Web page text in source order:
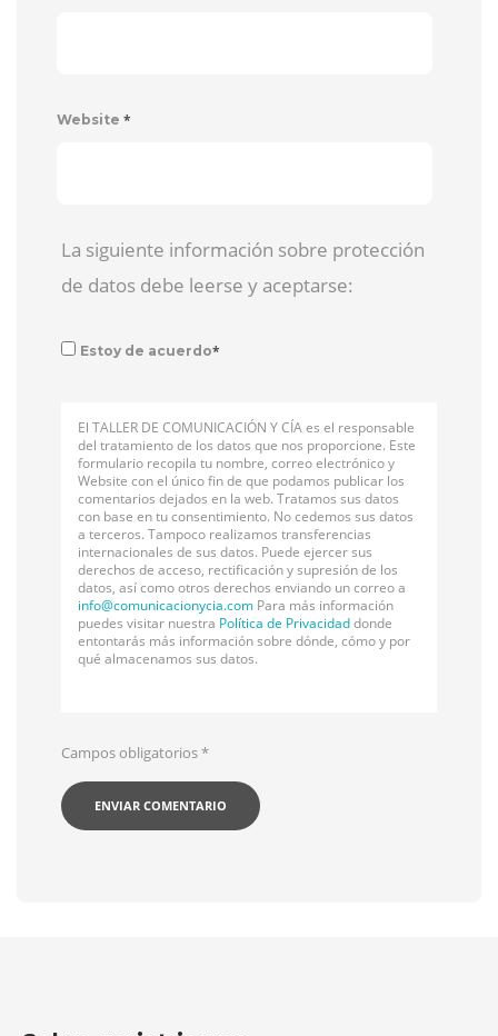
Website *
La siguiente información sobre protección
de datos debe leerse y aceptarse:
Estoy de acuerdo*
El TALLER DE COMUNICACIÓN Y CÍA es el responsable
del tratamiento de los datos que nos proporcione. Este
formulario recopila tu nombre, correo electrónico y
Website con el único fin de que podamos publicar los
comentarios dejados en la web. Tratamos sus datos
con base en tu consentimiento. No cedemos sus datos
a terceros. Tampoco realizamos transferencias
internacionales de sus datos. Puede ejercer sus
derechos de acceso, rectificación y supresión de los
datos, así como otros derechos enviando un correo a
info@comunicacionycia.com Para más información
puedes visitar nuestra Política de Privacidaddonde
entontarás más información sobre dónde, cómo y por
qué almacenamos sus datos.
Campos obligatorios*